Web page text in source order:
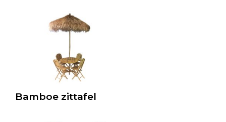
Bamboe zittafel